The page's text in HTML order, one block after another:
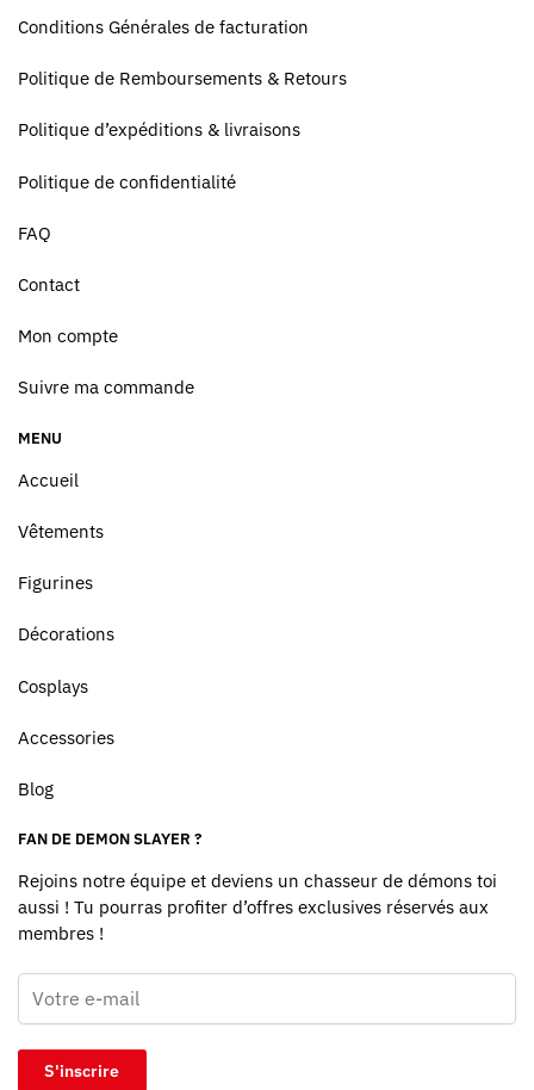
Conditions Générales de facturation
Politique de Remboursements & Retours
Politique d’expéditions & livraisons
Politique de confidentialité
FAQ
Contact
Mon compte
Suivre ma commande
MENU
Accueil
Vêtements
Figurines
Décorations
Cosplays
Accessories
Blog
FAN DE DEMON SLAYER ?
Rejoins notre équipe et deviens un chasseur de démons toi
aussi ! Tu pourras profiter d’offres exclusives réservés aux
membres !